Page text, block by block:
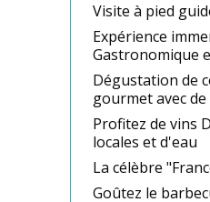
Visite à pied
Expérience
Gastronomique
Dégustation de
gourmet avec
Profitez de vins
locales et d'eau
La célèbre
Goûtez le